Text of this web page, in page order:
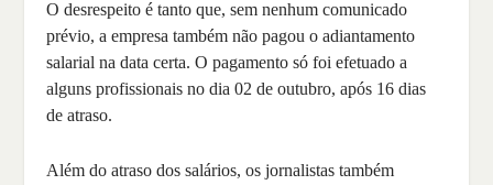
O desrespeito é tanto que, sem nenhum comunicado
prévio, a empresa também não pagou o adiantamento
salarial na data certa. O pagamento só foi efetuado a
alguns profissionais no dia 02 de outubro, após 16 dias
de atraso.
Além do atraso dos salários, os jornalistas também